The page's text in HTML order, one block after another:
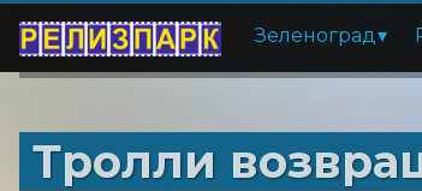
Зеленоград
Тролли